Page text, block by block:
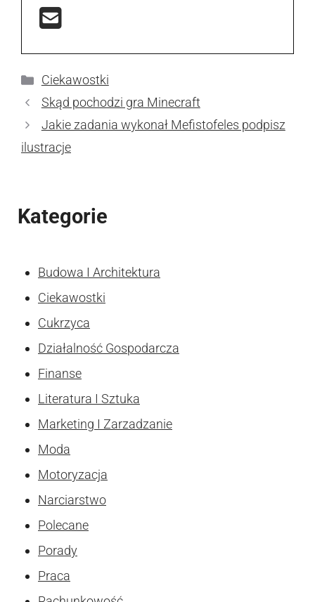
Kategorie
Ciekawostki
Skąd pochodzi gra Minecraft
Jakie zadania wykonał Mefistofeles podpisz
ilustracje
Kategorie
Budowa I Architektura
Ciekawostki
Cukrzyca
Działalność Gospodarcza
Finanse
Literatura I Sztuka
Marketing I Zarzadzanie
Moda
Motoryzacja
Narciarstwo
Polecane
Porady
Praca